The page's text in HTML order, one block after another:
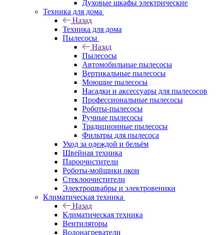
Духовые шкафы электрические
Техника для дома
Назад
Техника для дома
Пылесосы
Назад
Пылесосы
Автомобильные пылесосы
Вертикальные пылесосы
Моющие пылесосы
Насадки и аксессуары для пылесосов
Профессиональные пылесосы
Роботы-пылесосы
Ручные пылесосы
Традиционные пылесосы
Фильтры для пылесоса
Уход за одеждой и бельём
Швейная техника
Пароочистители
Роботы-мойщики окон
Стеклоочистители
Электрошвабры и электровеники
Климатическая техника
Назад
Климатическая техника
Вентиляторы
Водонагреватели